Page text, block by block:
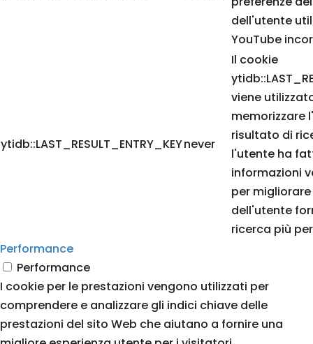
dell'utente
YouTube
ytidb::LAST_RESULT_ENTRY_KEYnever
Il cookie
viene
memorizzare
risultato di
l'utente ha
informazioni
per
dell'utente
ricerca più
Performance
Performance
I cookie per le prestazioni vengono utilizzati per
comprendere e analizzare gli indici chiave delle
prestazioni del sito Web che aiutano a fornire una